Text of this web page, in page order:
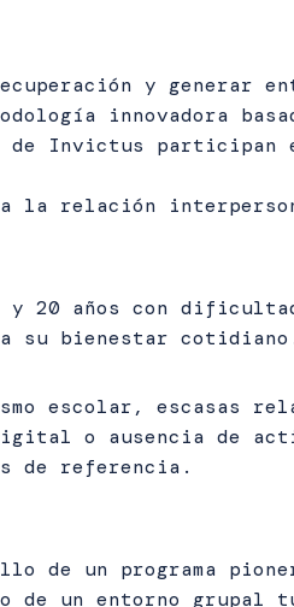
y generar
innovadora
Invictus participan
la relación
y 20 años con
su bienestar
escolar, escasas
o ausencia de
de referencia.
de un programa
de un entorno grupal